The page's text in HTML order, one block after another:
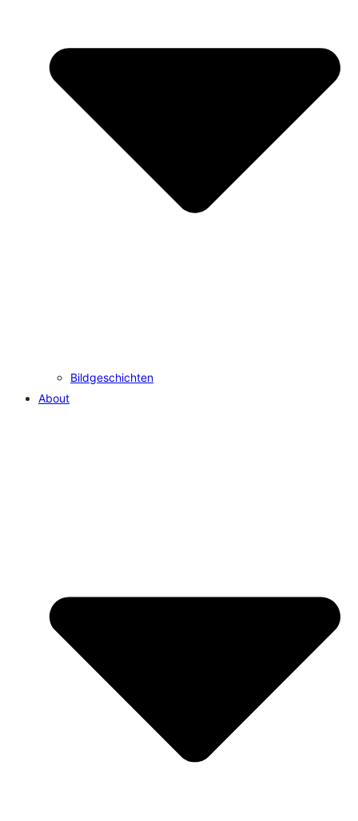
Bildgeschichten
About